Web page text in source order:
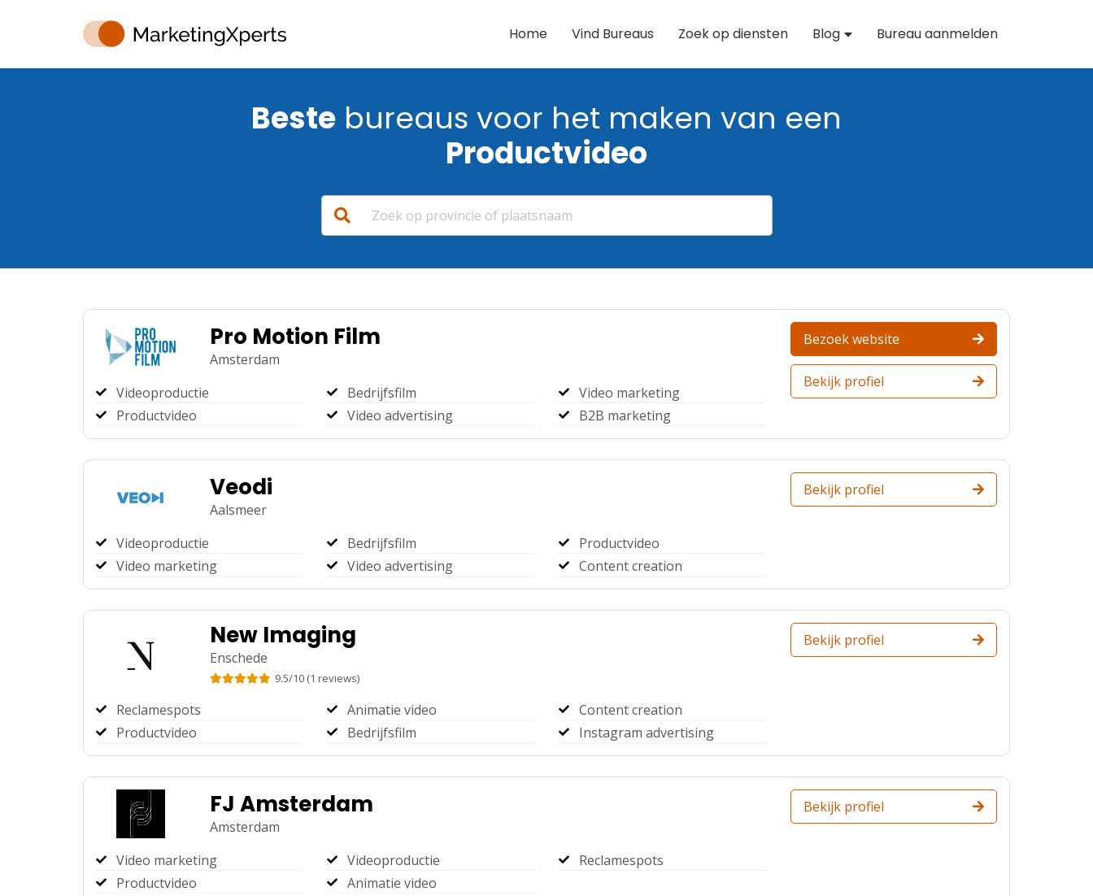
Home Vind Bureaus Zoek op diensten Blog Bureau aanmelden
Beste bureaus voor het maken van een
Productvideo
Pro Motion Film
Amsterdam
Videoproductie
Bedrijfsfilm
Video marketing
Productvideo
Video advertising B2B marketing
Bezoek website
Bekijk profiel
Veodi
Aalsmeer
Videoproductie
Bedrijfsfilm
Productvideo
Video marketing
Video advertising Content creation
Bekijk profiel
New Imaging
Enschede
9.5/10 (1 reviews)
Reclamespots Animatie video
Content creation
Productvideo
Bedrijfsfilm Instagram advertising
Bekijk profiel
FJ Amsterdam
Amsterdam
Video marketing
Videoproductie
Reclamespots
Productvideo
Animatie video
Bekijk profiel